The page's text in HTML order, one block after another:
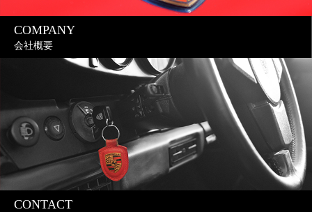
COMPANY
会社概要
CONTACT